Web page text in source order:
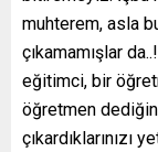
muhterem, asla
çıkamamışlar
eğitimci, bir
öğretmen